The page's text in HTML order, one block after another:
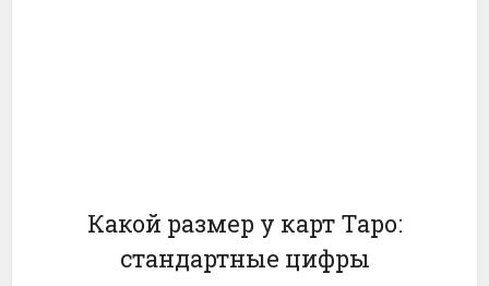
Какой размер у карт Таро:
стандартные цифры